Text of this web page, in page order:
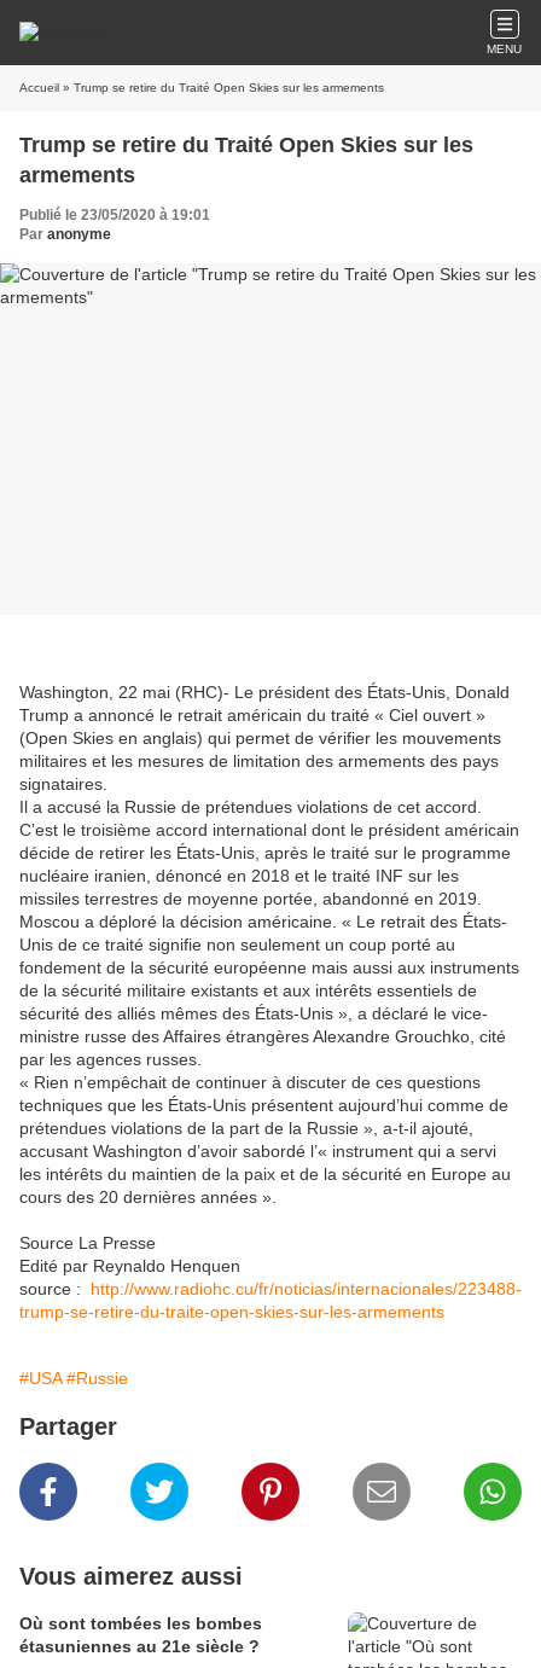
MENU
Accueil » Trump se retire du Traité Open Skies sur les armements
Trump se retire du Traité Open Skies sur les
armements
Publié le 23/05/2020 à 19:01
Par anonyme
Washington, 22 mai (RHC)- Le président des États-Unis, Donald
Trump a annoncé le retrait américain du traité « Ciel ouvert »
(Open Skies en anglais) qui permet de vérifier les mouvements
militaires et les mesures de limitation des armements des pays
signataires.
Il a accusé la Russie de prétendues violations de cet accord.
C’est le troisième accord international dont le président américain
décide de retirer les États-Unis, après le traité sur le programme
nucléaire iranien, dénoncé en 2018 et le traité INF sur les
missiles terrestres de moyenne portée, abandonné en 2019.
Moscou a déploré la décision américaine. « Le retrait des États-
Unis de ce traité signifie non seulement un coup porté au
fondement de la sécurité européenne mais aussi aux instruments
de la sécurité militaire existants et aux intérêts essentiels de
sécurité des alliés mêmes des États-Unis », a déclaré le vice-
ministre russe des Affaires étrangères Alexandre Grouchko, cité
par les agences russes.
« Rien n’empêchait de continuer à discuter de ces questions
techniques que les États-Unis présentent aujourd’hui comme de
prétendues violations de la part de la Russie », a-t-il ajouté,
accusant Washington d’avoir sabordé l’« instrument qui a servi
les intérêts du maintien de la paix et de la sécurité en Europe au
cours des 20 dernières années ».
Source La Presse
Edité par Reynaldo Henquen
source : http://www.radiohc.cu/fr/noticias/internacionales/223488-
trump-se-retire-du-traite-open-skies-sur-les-armements
#USA #Russie
Partager
Vous aimerez aussi
Où sont tombées les bombes
étasuniennes au 21e siècle ?